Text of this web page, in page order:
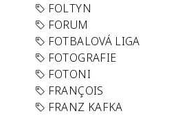
FOLTYN
FORUM
FOTBALOVÁ LIGA
FOTOGRAFIE
FOTONI
FRANÇOIS
FRANZ KAFKA